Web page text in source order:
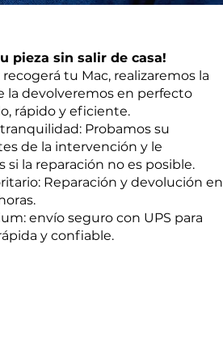
pieza sin salir de casa!
tu Mac, realizaremos la
la devolveremos en perfecto
rápido y eficiente.
Probamos su
de la intervención y le
si la reparación no es posible.
Reparación y devolución en
envío seguro con UPS para
y confiable.